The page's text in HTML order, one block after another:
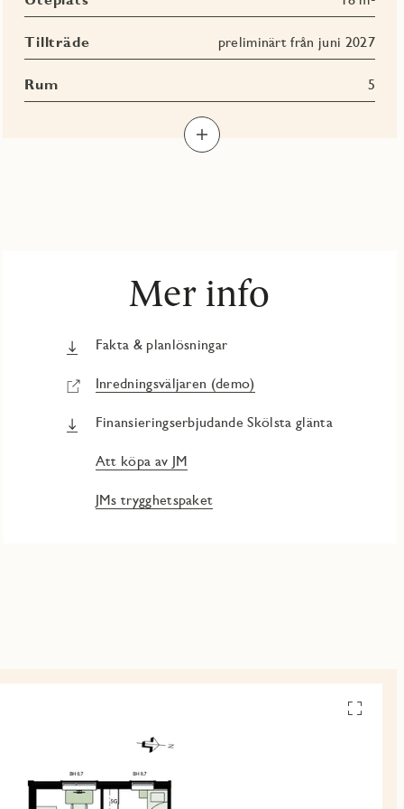
Avgift
Tillträde preliminärt från juni 2027
Rum 5
Mer info
Fakta & planlösningar
Inredningsväljaren (demo)
Finansieringserbjudande Skölsta glänta
Att köpa av JM
JMs trygghetspaket
Se